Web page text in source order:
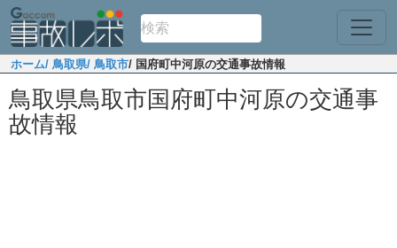
ホーム/ 鳥取県/ 鳥取市/ 国府町中河原の交通事故情報
鳥取県鳥取市国府町中河原の交通事
故情報